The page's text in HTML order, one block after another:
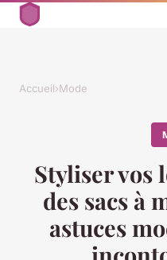
Accueil›Mode
Styliser vos
des sacs à
astuces